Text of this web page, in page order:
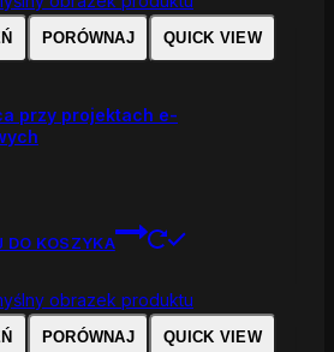
PORÓWNAJ QUICK VIEW
przy projektach e-
DO KOSZYKA
PORÓWNAJ QUICK VIEW